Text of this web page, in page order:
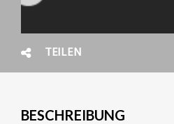
TEILEN
BESCHREIBUNG